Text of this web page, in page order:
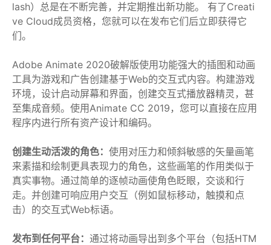
lash）总是在不断完善，并定期推出新功能。 有了Creati
ve Cloud成员资格，您就可以在发布它们后立即获得它
们。
Adobe Animate 2020破解版使用功能强大的插图和动画
工具为游戏和广告创建基于Web的交互式内容。构建游戏
环境，设计启动屏幕和界面，创建交互式播放器精灵，甚
至集成音频。使用Animate CC 2019，您可以直接在应用
程序内进行所有资产设计和编码。
创建生动活泼的角色： 使用对压力和倾斜敏感的矢量画笔
来素描和绘制更具表现力的角色，这些画笔的作用类似于
真实事物。通过简单的逐帧动画使角色眨眼，交谈和行
走。并创建可响应用户交互（例如鼠标移动，触摸和点
击）的交互式Web标语。
发布到任何平台： 通过将动画导出到多个平台（包括HTM